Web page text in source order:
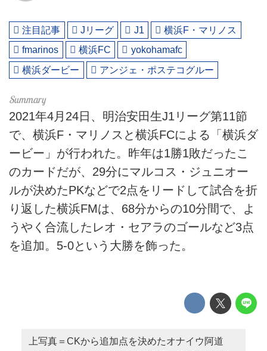
注目記事 Jリーグ J1
横浜F・マリノス
fmarinos
横浜FC
yokohamafc
横浜ダービー
アンジェ・ポステコグルー
2021年4月24日、明治安田生J1リーグ第11節
で、横浜F・マリノスと横浜FCによる「横浜ダ
ービー」が行われた。昨年は1勝1敗だったこ
のカードだが、29分にマルコス・ジュニオー
ルが決めたPKなどで2点をリードして試合を折
り返した横浜FMは、68分からの10分間で、よ
うやく合流したレオ・セアラのゴールなど3点
を追加。5-0という大勝を飾った。
上写真＝CKから追加点を決めたオナイウ阿道